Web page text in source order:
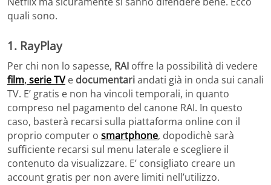
quali sono.
1. RayPlay
Per chi non lo sapesse, RAI offre la possibilità di vedere
film, serie TVe documentariandati già in onda sui canali
TV. E’ gratis e non ha vincoli temporali, in quanto
compreso nel pagamento del canone RAI. In questo
caso, basterà recarsi sulla piattaforma online con il
proprio computer o smartphone, dopodichè sarà
sufficiente recarsi sul menu laterale e scegliere il
contenuto da visualizzare. E’ consigliato creare un
account gratis per non avere limiti nell’utilizzo.